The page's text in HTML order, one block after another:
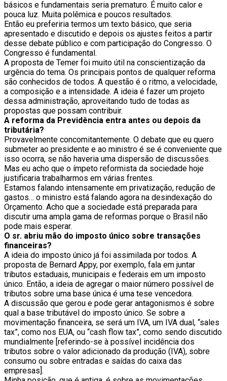
básicos e fundamentais seria prematuro. É muito calor e
pouca luz. Muita polêmica e poucos resultados.
Então eu preferiria termos um texto básico, que seria
apresentado e discutido e depois os ajustes feitos a partir
desse debate público e com participação do Congresso. O
Congresso é fundamental.
A proposta de Temer foi muito útil na conscientização da
urgência do tema. Os principais pontos de qualquer reforma
são conhecidos de todos. A questão é o ritmo, a velocidade,
a composição e a intensidade. A ideia é fazer um projeto
dessa administração, aproveitando tudo de todas as
propostas que possam contribuir.
A reforma da Previdência entra antes ou depois da
tributária?
Provavelmente concomitantemente. O debate que eu quero
submeter ao presidente e ao ministro é se é conveniente que
isso ocorra, se não haveria uma dispersão de discussões.
Mas eu acho que o ímpeto reformista da sociedade hoje
justificaria trabalharmos em várias frentes.
Estamos falando intensamente em privatização, redução de
gastos… o ministro está falando agora na desindexação do
Orçamento. Acho que a sociedade está preparada para
discutir uma ampla gama de reformas porque o Brasil não
pode mais esperar.
O sr. abriu mão do imposto único sobre transações
financeiras?
A ideia do imposto único já foi assimilada por todos. A
proposta de Bernard Appy, por exemplo, fala em juntar
tributos estaduais, municipais e federais em um imposto
único. Então, a ideia de agregar o maior número possível de
tributos sobre uma base única é uma tese vencedora.
A discussão que gerou e pode gerar antagonismos é sobre
qual a base tributável do imposto único. Se sobre a
movimentação financeira, se será um IVA, um IVA dual, “sales
tax”, como nos EUA, ou “cash flow tax”, como sendo discutido
mundialmente [referindo-se à possível incidência dos
tributos sobre o valor adicionado da produção (IVA), sobre
consumo ou sobre entradas e saídas do caixa das
empresas].